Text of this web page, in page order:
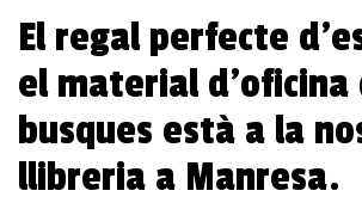
El regal perfecte
el material d’oficina
busques està a la
llibreria a Manresa.